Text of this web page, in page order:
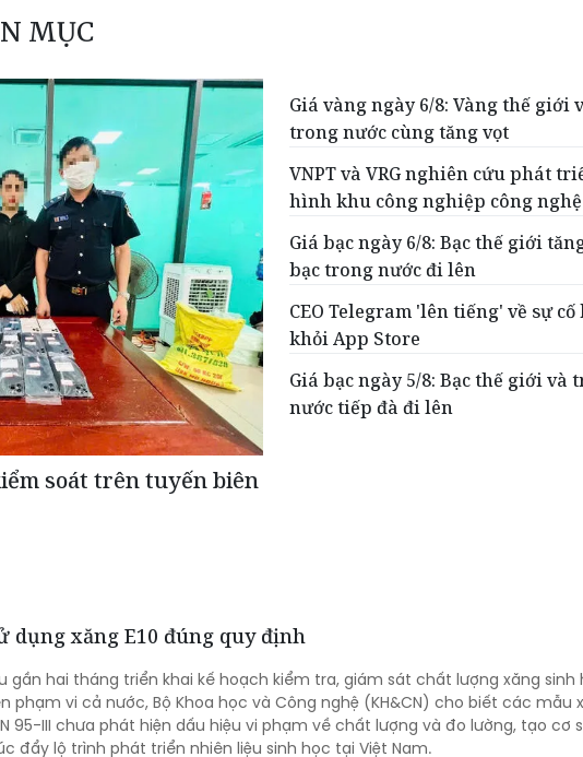
MỤC
soát trên tuyến biên
Giá vàng ngày 6/8: Vàng thế giới
trong nước cùng tăng vọt
VNPT và VRG nghiên cứu phát
hình khu công nghiệp công nghệ
Giá bạc ngày 6/8: Bạc thế giới
bạc trong nước đi lên
CEO Telegram 'lên tiếng' về sự cố
khỏi App Store
Giá bạc ngày 5/8: Bạc thế giới và
nước tiếp đà đi lên
dụng xăng E10 đúng quy định
gần hai tháng triển khai kế hoạch kiểm tra, giám sát chất lượng xăng sinh
phạm vi cả nước, Bộ Khoa học và Công nghệ (KH&CN) cho biết các mẫu
95-III chưa phát hiện dấu hiệu vi phạm về chất lượng và đo lường, tạo cơ
đẩy lộ trình phát triển nhiên liệu sinh học tại Việt Nam.